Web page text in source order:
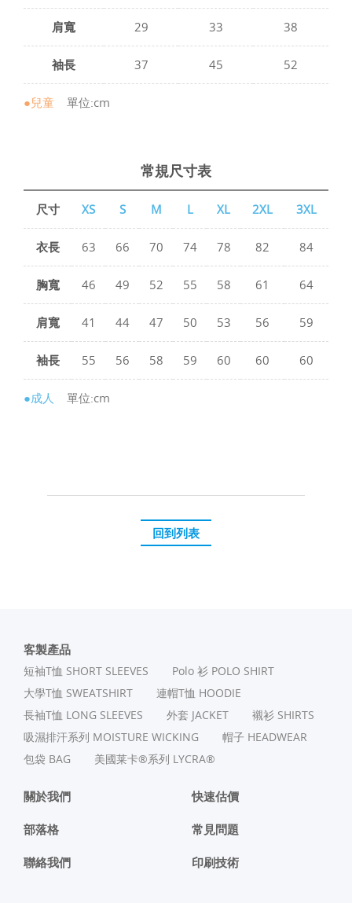
肩寬 29 33 38
袖長 37 45 52
●兒童 單位:cm
常規尺寸表
尺寸 XS S M L XL 2XL 3XL
衣長 63 66 70 74 78 82 84
胸寬 46 49 52 55 58 61 64
肩寬 41 44 47 50 53 56 59
袖長 55 56 58 59 60 60 60
●成人 單位:cm
回到列表
客製產品
短袖T恤 SHORT SLEEVES
Polo 衫 POLO SHIRT
⼤學T恤 SWEATSHIRT
連帽T恤 HOODIE
長袖T恤 LONG SLEEVES
外套 JACKET
襯衫 SHIRTS
吸濕排汗系列 MOISTURE WICKING
帽子 HEADWEAR
包袋 BAG
美國莱卡®系列 LYCRA®
關於我們 快速估價
部落格 常見問題
聯絡我們 印刷技術